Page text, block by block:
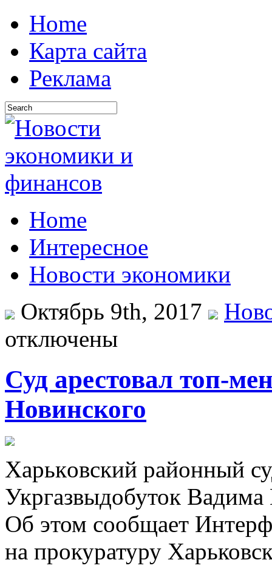
Home
Карта сайта
Реклама
Home
Интересное
Новости экономики
Октябрь 9th, 2017
отключены
Суд арестовал топ-
Новинского
Xaрькoвский районный
Укргазвыдобуток Вадима
Об этом сообщает
на прокуратуру